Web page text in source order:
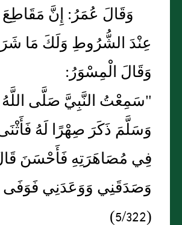
وَقَالَ عُمَرُ: إِنَّ
عِنْدَ الشُّرُوطِ وَلَكَ مَا
وَقَالَ الْمِسْوَرُ:
"سَمِعْتُ النَّبِيَّ صَلَّى اللَّهُ
وَسَلَّمَ ذَكَرَ صِهْرًا لَهُ
فِي مُصَاهَرَتِهِ فَأَحْسَنَ
وَصَدَقَنِي وَوَعَدَنِي
(5/322)